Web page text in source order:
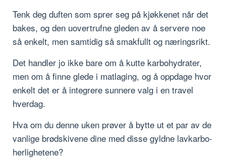
Tenk deg duften som sprer seg på kjøkkenet når det
bakes, og den uovertrufne gleden av å servere noe
så enkelt, men samtidig så smakfullt og næringsrikt.
Det handler jo ikke bare om å kutte karbohydrater,
men om å finne glede i matlaging, og å oppdage hvor
enkelt det er å integrere sunnere valg i en travel
hverdag.
Hva om du denne uken prøver å bytte ut et par av de
vanlige brødskivene dine med disse gyldne lavkarbo-
herlighetene?